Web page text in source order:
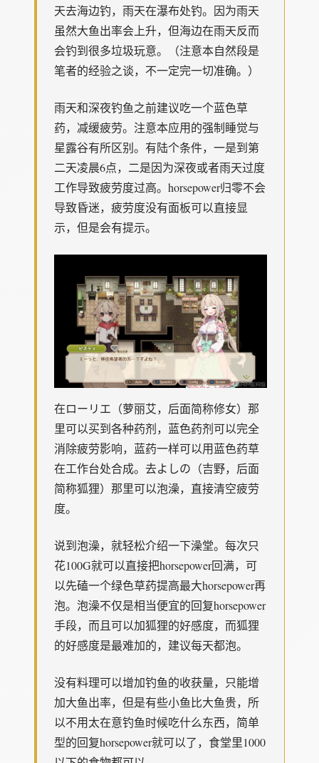
天去海边钓，雨天在瀑布处钓。因为雨天
虽然大鱼出率会上升，但海边在雨天反而
会钓到很多垃圾玩意。（注意本自然段是
笔者的经验之谈，不一定完一切准确。）
雨天和深夜钓鱼之前建议吃一个蓝色草
药，减缓疲劳。注意本应用的强制睡觉与
星露谷有所区别。有陆个条件，一是到第
二天凌晨6点，二是因为深夜或者雨天过度
工作导致疲劳度过高。horsepower归零不会
导致昏迷，疲劳度没有面板可以直接显
示，但是会有提示。
在ローリエ（萝丽艾，后面简称修女）那
里可以买到各种药剂，蓝色药剂可以完全
消除疲劳影响，蓝药一样可以用蓝色药草
在工作台处合成。去よしの（吉野，后面
简称狐狸）那里可以泡澡，直接清空疲劳
度。
说到泡澡，就轻松介绍一下澡堂。每次只
花100G就可以直接把horsepower回满，可
以先磕一个绿色草药提高最大horsepower再
泡。泡澡不仅是相当便宜的回复horsepower
手段，而且可以加狐狸的好感度，而狐狸
的好感度是最难加的，建议每天都泡。
没有料理可以增加钓鱼的收获量，只能增
加大鱼出率，但是有些小鱼比大鱼贵，所
以不用太在意钓鱼时候吃什么东西，简单
型的回复horsepower就可以了，食堂里1000